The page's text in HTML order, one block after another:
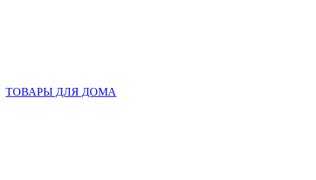
ТОВАРЫ ДЛЯ ДОМА